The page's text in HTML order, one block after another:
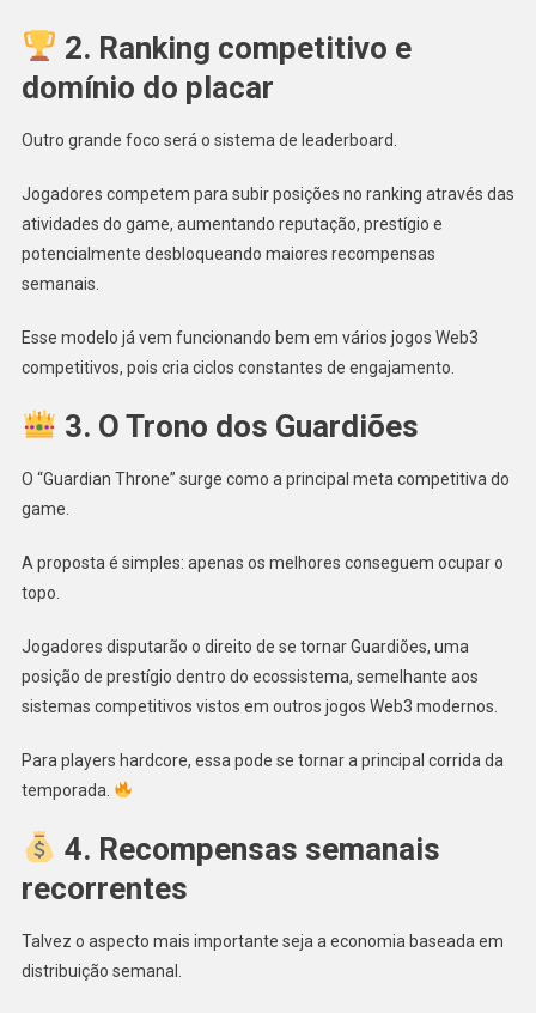
2. Ranking competitivo e
domínio do placar
Outro grande foco será o sistema de leaderboard.
Jogadores competem para subir posições no ranking através das
atividades do game, aumentando reputação, prestígio e
potencialmente desbloqueando maiores recompensas
semanais.
Esse modelo já vem funcionando bem em vários jogos Web3
competitivos, pois cria ciclos constantes de engajamento.
3. O Trono dos Guardiões
O “Guardian Throne” surge como a principal meta competitiva do
game.
A proposta é simples: apenas os melhores conseguem ocupar o
topo.
Jogadores disputarão o direito de se tornar Guardiões, uma
posição de prestígio dentro do ecossistema, semelhante aos
sistemas competitivos vistos em outros jogos Web3 modernos.
Para players hardcore, essa pode se tornar a principal corrida da
temporada.
4. Recompensas semanais
recorrentes
Talvez o aspecto mais importante seja a economia baseada em
distribuição semanal.